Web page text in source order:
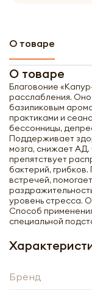
О товаре
О товаре
Благовоние
расслабления.
базиликовым
практиками и
бессонницы,
Поддерживает
мозга, снижает
препятствует
бактерий,
встречей,
уровень стресса.
Способ
специальной
Бренд